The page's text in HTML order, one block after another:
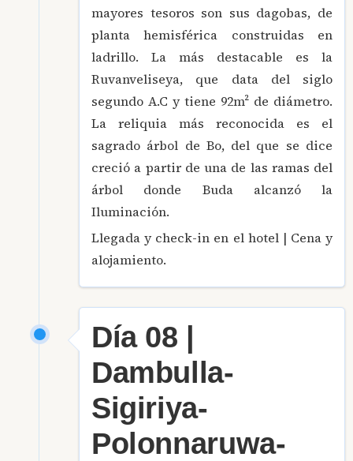
mayores tesoros son sus dagobas, de
planta hemisférica construidas en
ladrillo. La más destacable es la
Ruvanveliseya, que data del siglo
segundo A.C y tiene 92m² de diámetro.
La reliquia más reconocida es el
sagrado árbol de Bo, del que se dice
creció a partir de una de las ramas del
árbol donde Buda alcanzó la
Iluminación.
Llegada y check-in en el hotel | Cena y
alojamiento.
Día 08 |
Dambulla-
Sigiriya-
Polonnaruwa-